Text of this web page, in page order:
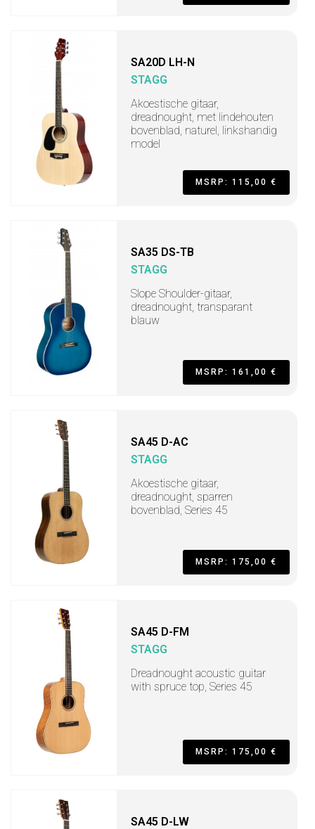
SA20D LH-N
STAGG
Akoestische gitaar,
dreadnought, met lindehouten
bovenblad, naturel, linkshandig
model
MSRP: 115,00 €
SA35 DS-TB
STAGG
Slope Shoulder-gitaar,
dreadnought, transparant
blauw
MSRP: 161,00 €
SA45 D-AC
STAGG
Akoestische gitaar,
dreadnought, sparren
bovenblad, Series 45
MSRP: 175,00 €
SA45 D-FM
STAGG
Dreadnought acoustic guitar
with spruce top, Series 45
MSRP: 175,00 €
SA45 D-LW